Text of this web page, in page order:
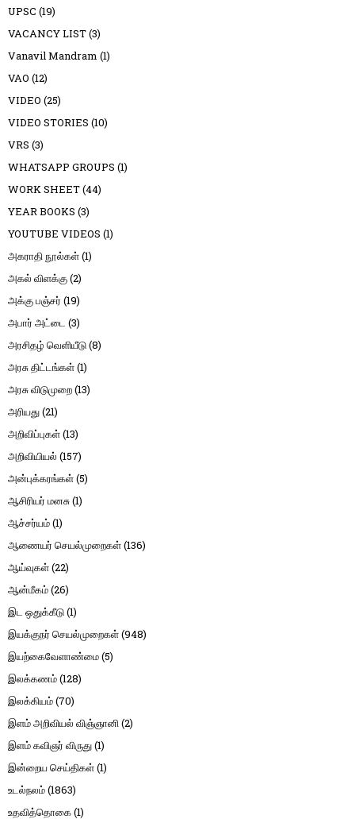
UPSC (19)
VACANCY LIST(3)
Vanavil Mandram (1)
VAO (12)
VIDEO (25)
VIDEO STORIES (10)
VRS (3)
WHATSAPP GROUPS (1)
WORK SHEET(44)
YEAR BOOKS (3)
YOUTUBE VIDEOS (1)
அகராதி நூல்கள்(1)
அகல் விளக்கு(2)
அக்கு பஞ்சர் (19)
அபார் அட்டை (3)
அரசிதழ் வெளியீடு(8)
அரசு திட்டங்கள்(1)
அரசு விடுமுறை(13)
அரியது(21)
அறிவிப்புகள்(13)
அறிவியியல் (157)
அன்புக்கரங்கள்(5)
ஆசிரியர் மனசு(1)
ஆச்சர்யம்(1)
ஆணையர் செயல்முறைகள்(136)
ஆய்வுகள்(22)
ஆன்மீகம்(26)
இட ஒதுக்கீடு(1)
இயக்குநர் செயல்முறைகள்(948)
இயற்கைவேளாண்மை(5)
இலக்கணம்(128)
இலக்கியம்(70)
இளம் அறிவியல் விஞ்ஞானி(2)
இளம் கவிஞர் விருது(1)
இன்றைய செய்திகள்(1)
உடல்நலம்(1863)
உதவித்தொகை(1)